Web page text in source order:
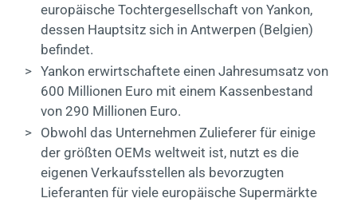
europäische Tochtergesellschaft von Yankon,
dessen Hauptsitz sich in Antwerpen (Belgien)
befindet.
> Yankon erwirtschaftete einen Jahresumsatz von
600 Millionen Euro mit einem Kassenbestand
von 290 Millionen Euro.
>
Obwohl das Unternehmen Zulieferer für einige
der größten OEMs weltweit ist, nutzt es die
eigenen Verkaufsstellen als bevorzugten
Lieferanten für viele europäische Supermärkte